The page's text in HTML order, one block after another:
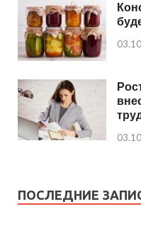
ПОСЛЕДНИЕ